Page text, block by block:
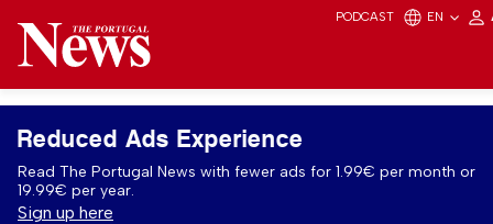
PODCAST EN
Reduced Ads Experience
Read The Portugal News with fewer ads for 1.99€ per month or
19.99€ per year.
Sign up here